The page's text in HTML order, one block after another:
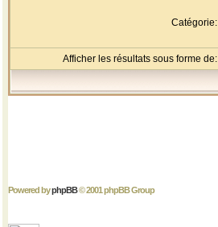
Catégorie:
Afficher les résultats sous forme de:
Powered byphpBB© 2001 phpBB Group